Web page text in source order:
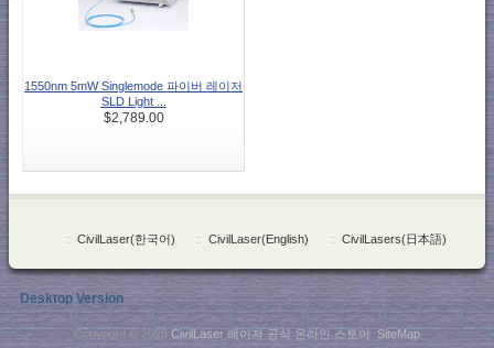
1550nm 5mW Singlemode 파이버 레이저
SLD Light ...
$2,789.00
:: CivilLaser(한국어) :: CivilLaser(English) :: CivilLasers(日本語)
Desktop Version
Copyright © 2026CivilLaser 레이저 공식 온라인 스토어 SiteMap